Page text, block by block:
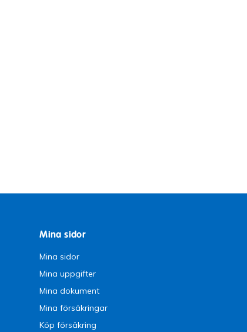
Mina sidor
Mina sidor
Mina uppgifter
Mina dokument
Mina försäkringar
Köp försäkring